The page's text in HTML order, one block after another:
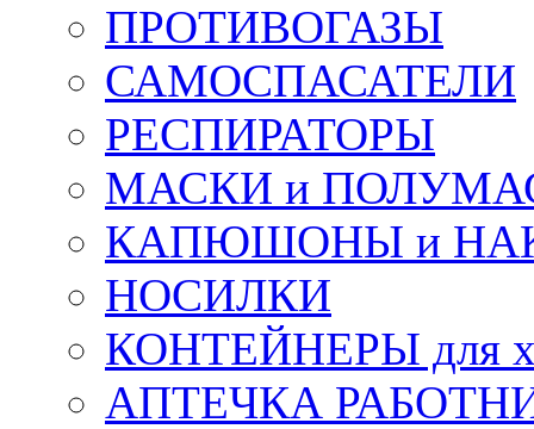
ПРОТИВОГАЗЫ
САМОСПАСАТЕЛИ
РЕСПИРАТОРЫ
МАСКИ и
КАПЮШОНЫ и
НОСИЛКИ
КОНТЕЙНЕРЫ для
АПТЕЧКА